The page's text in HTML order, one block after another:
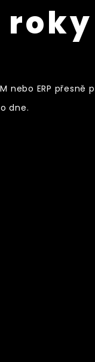
ERP přesně
dne.